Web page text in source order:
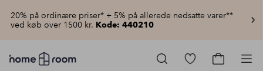
20% på ordinære priser* + 5% på allerede nedsatte varer**
ved køb over 1500 kr. Kode: 440210
Homeroom
–
Gå
Gå